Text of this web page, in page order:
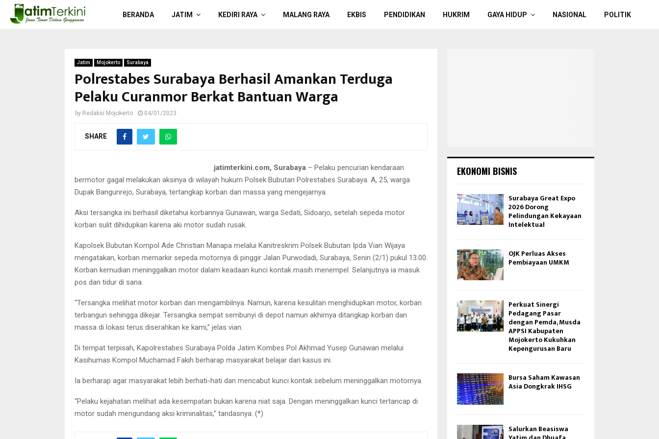
BERANDA JATIM KEDIRI RAYA MALANG RAYA EKBIS PENDIDIKAN HUKRIM GAYA HIDUP NASIONAL POLITIK
Jatim Mojokerto Surabaya
Polrestabes Surabaya Berhasil Amankan Terduga
Pelaku Curanmor Berkat Bantuan Warga
by Redaksi Mojokerto 04/01/2023
SHARE
jatimterkini.com, Surabaya – Pelaku pencurian kendaraan
bermotor gagal melakukan aksinya di wilayah hukum Polsek Bubutan Polrestabes Surabaya. A, 25, warga
Dupak Bangunrejo, Surabaya, tertangkap korban dan massa yang mengejarnya.
Aksi tersangka ini berhasil diketahui korbannya Gunawan, warga Sedati, Sidoarjo, setelah sepeda motor
korban sulit dihidupkan karena aki motor sudah rusak.
Kapolsek Bubutan Kompol Ade Christian Manapa melalui Kanitreskrim Polsek Bubutan Ipda Vian Wijaya
mengatakan, korban memarkir sepeda motornya di pinggir Jalan Purwodadi, Surabaya, Senin (2/1) pukul 13.00.
Korban kemudian meninggalkan motor dalam keadaan kunci kontak masih menempel. Selanjutnya ia masuk
pos dan tidur di sana.
“Tersangka melihat motor korban dan mengambilnya. Namun, karena kesulitan menghidupkan motor, korban
terbangun sehingga dikejar. Tersangka sempat sembunyi di depot namun akhirnya ditangkap korban dan
massa di lokasi terus diserahkan ke kami,” jelas vian.
Di tempat terpisah, Kapolrestabes Surabaya Polda Jatim Kombes Pol Akhmad Yusep Gunawan melalui
Kasihumas Kompol Muchamad Fakih berharap masyarakat belajar dari kasus ini.
Ia berharap agar masyarakat lebih berhati-hati dan mencabut kunci kontak sebelum meninggalkan motornya.
“Pelaku kejahatan melihat ada kesempatan bukan karena niat saja. Dengan meninggalkan kunci tertancap di
motor sudah mengundang aksi kriminalitas,” tandasnya. (*)
EKONOMI BISNIS
Surabaya Great Expo
2026 Dorong
Pelindungan Kekayaan
Intelektual
OJK Perluas Akses
Pembiayaan UMKM
Perkuat Sinergi
Pedagang Pasar
dengan Pemda, Musda
APPSI Kabupaten
Mojokerto Kukuhkan
Kepengurusan Baru
Bursa Saham Kawasan
Asia Dongkrak IHSG
Salurkan Beasiswa